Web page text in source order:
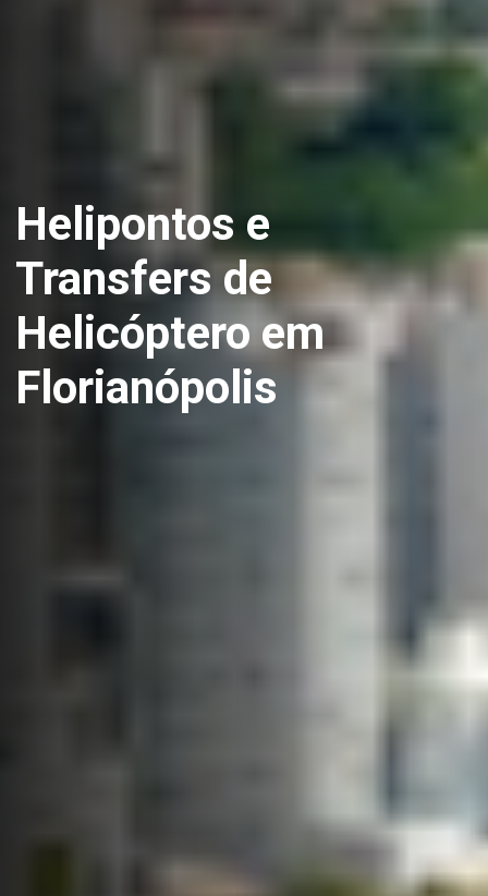
Helipontos e
Transfers de
Helicóptero em
Florianópolis